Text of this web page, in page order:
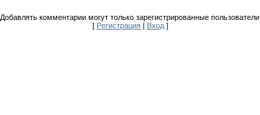
Добавлять комментарии могут только зарегистрированные пользователи.
[ Регистрация | Вход ]